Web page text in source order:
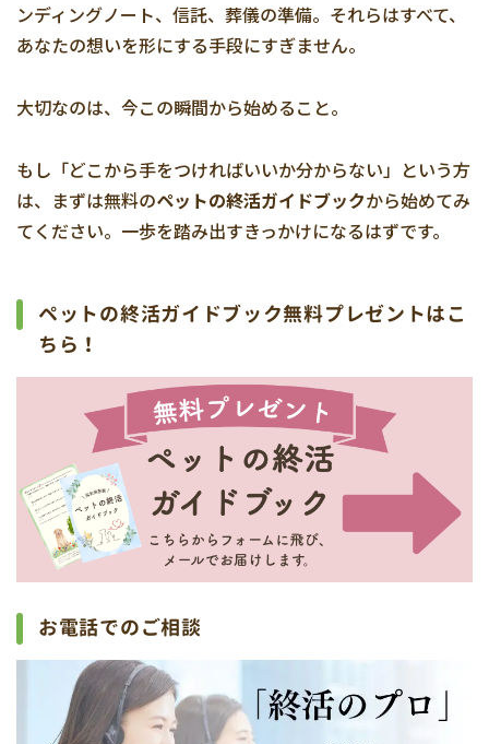
ンディングノート、信託、葬儀の準備。それらはすべて、
あなたの想いを形にする手段にすぎません。
大切なのは、今この瞬間から始めること。
もし「どこから手をつければいいか分からない」という方
は、まずは無料のペットの終活ガイドブックから始めてみ
てください。一歩を踏み出すきっかけになるはずです。
ペットの終活ガイドブック無料プレゼントはこ
ちら！
お電話でのご相談